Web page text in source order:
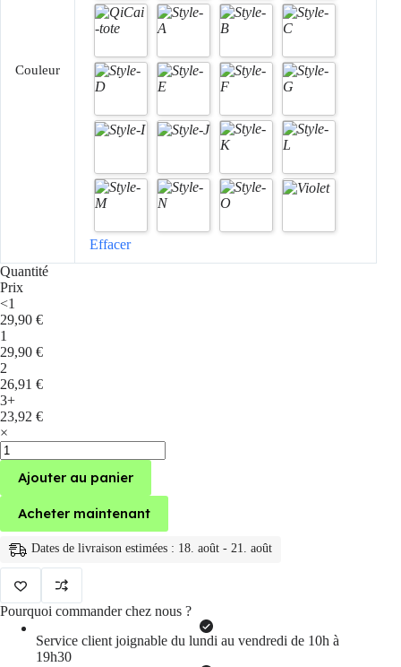
Couleur
Effacer
Quantité
Prix
<1
29,90 €
1
29,90 €
2
26,91 €
3+
23,92 €
×
quantité
de
Sac
a
Anti-
vol
pour
femmes,
sac
Ajouter au panier
Acheter maintenant
Dates de livraison estimées : 18. août - 21. août
Pourquoi commander chez nous ?
Service client joignable du lundi au vendredi de 10h à
19h30